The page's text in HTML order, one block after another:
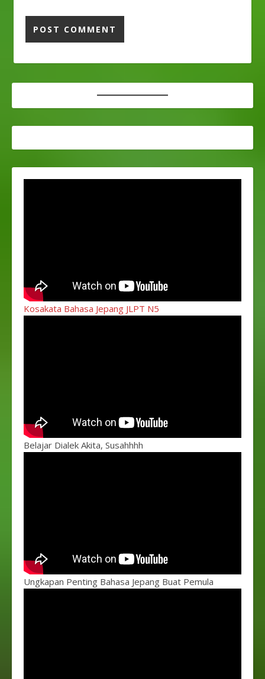
Kosakata Bahasa Jepang JLPT N5
Belajar Dialek Akita, Susahhhh
Ungkapan Penting Bahasa Jepang Buat Pemula